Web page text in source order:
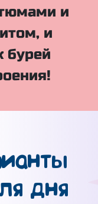
и
и
бурей
дня